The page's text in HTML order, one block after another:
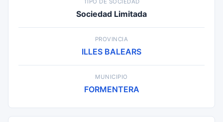
TIPO DE SOCIEDAD
Sociedad Limitada
PROVINCIA
ILLES BALEARS
MUNICIPIO
FORMENTERA